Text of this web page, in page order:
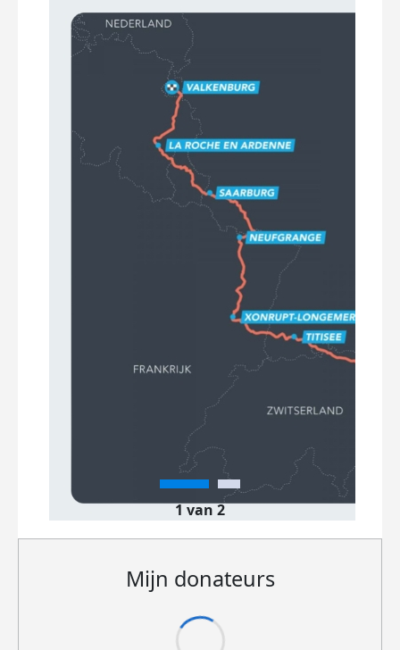
1 van 2
Mijn donateurs